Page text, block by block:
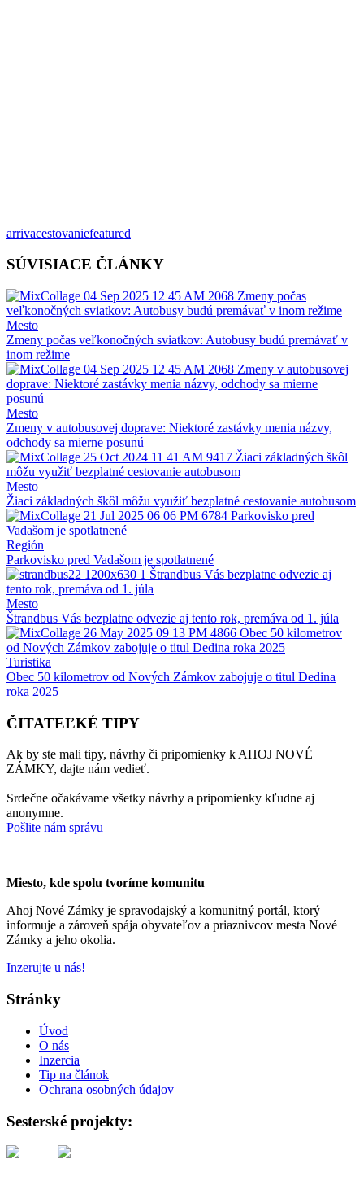
arrivacestovaniefeatured
SÚVISIACE ČLÁNKY
Mesto
Zmeny počas veľkonočných sviatkov: Autobusy budú premávať v
inom režime
Mesto
Zmeny v autobusovej doprave: Niektoré zastávky menia názvy,
odchody sa mierne posunú
Mesto
Žiaci základných škôl môžu využiť bezplatné cestovanie autobusom
Región
Parkovisko pred Vadašom je spotlatnené
Mesto
Štrandbus Vás bezplatne odvezie aj tento rok, premáva od 1. júla
Turistika
Obec 50 kilometrov od Nových Zámkov zabojuje o titul Dedina
roka 2025
ČITATEĽKÉ TIPY
Ak by ste mali tipy, návrhy či pripomienky k AHOJ NOVÉ
ZÁMKY, dajte nám vedieť.
Srdečne očakávame všetky návrhy a pripomienky kľudne aj
anonymne.
Pošlite nám správu
Miesto, kde spolu tvoríme komunitu
Ahoj Nové Zámky je spravodajský a komunitný portál, ktorý
informuje a zároveň spája obyvateľov a priaznivcov mesta Nové
Zámky a jeho okolia.
Inzerujte u nás!
Stránky
Úvod
O nás
Inzercia
Tip na článok
Ochrana osobných údajov
Sesterské projekty: